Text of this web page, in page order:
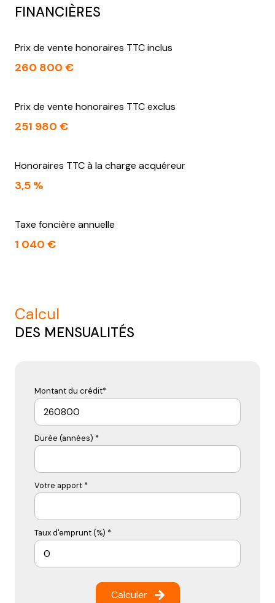
FINANCIÈRES
Prix de vente honoraires TTC inclus
260 800 €
Prix de vente honoraires TTC exclus
251 980 €
Honoraires TTC à la charge acquéreur
3,5 %
Taxe foncière annuelle
1 040 €
calcul
DES MENSUALITÉS
Montant du crédit*
Durée (années) *
Votre apport *
Taux d'emprunt (%) *
Calculer